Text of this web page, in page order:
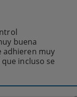
buena
adhieren muy
incluso se